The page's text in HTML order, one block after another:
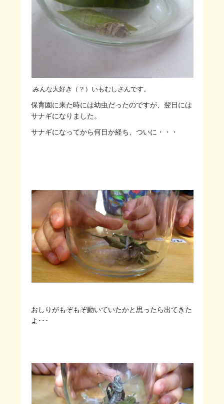
みんな大好き（？）いもむしさんです。
保育園に来た時には幼虫だったのですが、翌日には
サナギになりました。
サナギになってから何日か経ち、ついに・・・
おしりがもぞもぞ動いていたかと思ったら出てきた
よ･･･